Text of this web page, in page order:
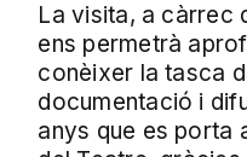
La visita, a càrrec
ens permetrà
conèixer la tasca
documentació i
anys que es porta